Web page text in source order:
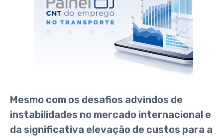
Mesmo com os desafios advindos de
instabilidades no mercado internacional e
da significativa elevação de custos para a